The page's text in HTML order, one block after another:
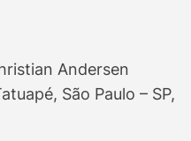
Andersen
São Paulo – SP,